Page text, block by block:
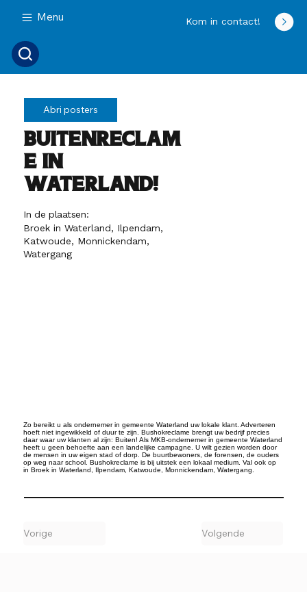
Menu Kom in contact!
Abri posters
Buitenreclam
e in
Waterland!
In de plaatsen:
Broek in Waterland, Ilpendam,
Katwoude, Monnickendam,
Watergang
Zo bereikt u als ondernemer in gemeente Waterland uw lokale klant. Adverteren
hoeft niet ingewikkeld of duur te zijn. Bushokreclame brengt uw bedrijf precies
daar waar uw klanten al zijn: Buiten! Als MKB-ondernemer in gemeente Waterland
heeft u geen behoefte aan een landelijke campagne. U wilt gezien worden door
de mensen in uw eigen stad of dorp. De buurtbewoners, de forensen, de ouders
op weg naar school. Bushokreclame is bij uitstek een lokaal medium. Val ook op
in Broek in Waterland, Ilpendam, Katwoude, Monnickendam, Watergang.
Vorige Volgende